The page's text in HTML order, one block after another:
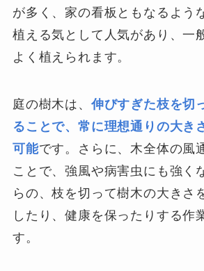
が多く、家の看板ともなるよう
植える気として人気があり、一
よく植えられます。
庭の樹木は、伸びすぎた枝を切
ることで、常に理想通りの大き
可能です。さらに、木全体の風
ことで、強風や病害虫にも強く
らの、枝を切って樹木の大きさ
したり、健康を保ったりする作
す。